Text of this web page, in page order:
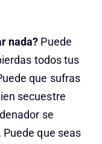
nada? Puede
todos tus
que sufras
secuestre
se
que seas